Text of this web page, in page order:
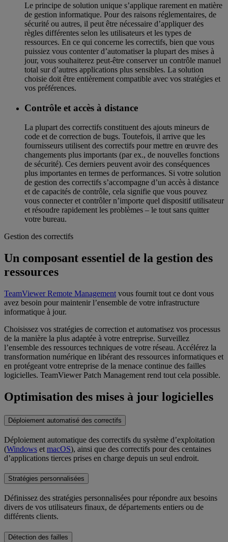
Le principe de solution unique s’applique rarement en matière
de gestion informatique. Pour des raisons réglementaires, de
sécurité ou autres, il peut être nécessaire d’appliquer des
règles différentes selon les utilisateurs et les types de
ressources. En ce qui concerne les correctifs, bien que vous
puissiez vous contenter d’automatiser la plupart des mises à
jour, vous souhaiterez peut-être conserver un contrôle manuel
total sur d’autres applications plus sensibles. La solution
choisie doit être entièrement compatible avec vos stratégies et
vos préférences.
Contrôle et accès à distance
La plupart des correctifs constituent des ajouts mineurs de
code et de correction de bugs. Toutefois, il arrive que les
fournisseurs utilisent des correctifs pour mettre en œuvre des
changements plus importants (par ex., de nouvelles fonctions
de sécurité). Ces derniers peuvent avoir des conséquences
plus importantes en termes de performances. Si votre solution
de gestion des correctifs s’accompagne d’un accès à distance
et de capacités de contrôle, cela signifie que vous pouvez
vous connecter et contrôler n’importe quel dispositif utilisateur
et résoudre rapidement les problèmes – le tout sans quitter
votre bureau.
Gestion des correctifs
Un composant essentiel de la gestion des
ressources
TeamViewer Remote Management vous fournit tout ce dont vous
avez besoin pour maintenir l’ensemble de votre infrastructure
informatique à jour.
Choisissez vos stratégies de correction et automatisez vos processus
de la manière la plus adaptée à votre entreprise. Surveillez
l’ensemble des ressources techniques de votre réseau. Accélérez la
transformation numérique en libérant des ressources informatiques et
en protégeant votre entreprise de la menace continue des failles
logicielles. TeamViewer Patch Management rend tout cela possible.
Optimisation des mises à jour logicielles
Déploiement automatisé des correctifs
Déploiement automatique des correctifs du système d’exploitation
(Windows et macOS), ainsi que des correctifs pour des centaines
d’applications tierces prises en charge depuis un seul endroit.
Stratégies personnalisées
Définissez des stratégies personnalisées pour répondre aux besoins
divers de vos utilisateurs finaux, de départements entiers ou de
différents clients.
Détection des failles